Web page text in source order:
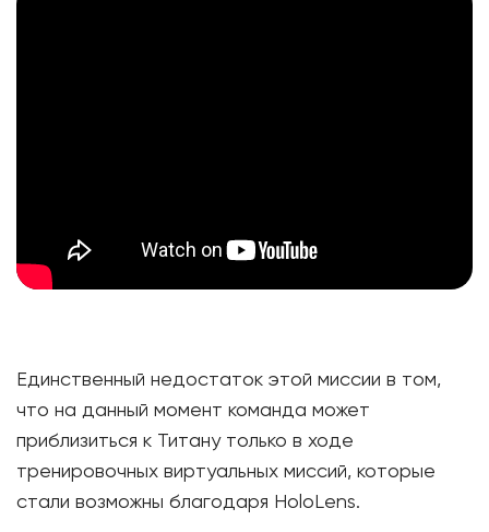
Единственный недостаток этой миссии в том,
что на данный момент команда может
приблизиться к Титану только в ходе
тренировочных виртуальных миссий, которые
стали возможны благодаря HoloLens.